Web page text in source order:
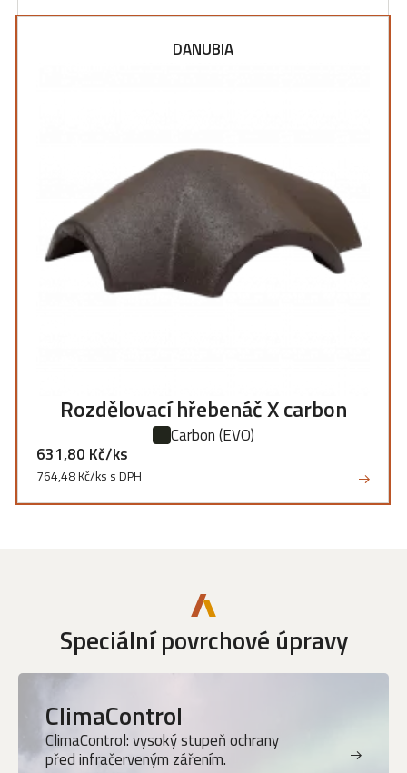
DANUBIA
Rozdělovací hřebenáč X carbon
Carbon(EVO)
631,80 Kč/ks
764,48 Kč/ks s DPH
Speciální povrchové úpravy
ClimaControl
ClimaControl: vysoký stupeň ochrany
před infračerveným zářením.